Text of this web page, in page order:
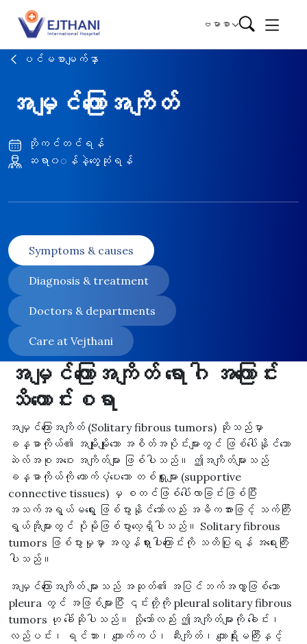
Skip to content
ဗမာစာ
ပင်မစာမျက်နှာ
အမျှင်ကြောအကျိတ်
ဘိုကင်တင်ရန်
ဆရာ၀◌န်နဲ့တွေ့ဆုံရန်
Symptoms & causes
Diagnosis & treatment
Doctors & departments
Care at Vejthani
အမျှင်ကြောအကျိတ် ရောဂါ အကြောင်း
သိကောင်းစရာ
အမျှင်ကြောအကျိတ် (Solitary fibrous tumors) ဆိုသည်မှာ
ခန္ဓာကိုယ်၏ အမျိုးမျိုးသော အစိတ်အပိုင်းများတွင် ဖြစ်ပေါ်နိုင်သော
ဆဲလ်အစုအဝေး အကျိတ်များ ဖြစ်ပါသည်။ ဤအကျိတ်များသည်
ခန္ဓာကိုယ်ကို ထောက်ပံ့ပေးသော တစ်ရှူးများ (supportive
connective tissues) မှ စတင်ဖြစ်ပေါ်လာခြင်းဖြစ်ပြီး
အသက်အရွယ်မရွေး ဖြစ်ပွားနိုင်သော်လည်း အဓိကအားဖြင့် သက်ကြီး
ရွယ်အိုများတွင် ပိုမိုဖြစ်ပွားလေ့ရှိပါသည်။ Solitary fibrous
tumors ဖြစ်ပွားမှုမှာ အလွန်ရှားပါးကြောင်းကို သတိပြုရန် အရေးကြီး
ပါသည်။
အမျှင်ကြောအကျိတ် များသည် အဆုတ်၏ အပြင်ဘက်အလွှာဖြစ်သော
pleura တွင် အဖြစ်များပြီး ၎င်းတို့ကို pleural solitary fibrous
tumors ဟု ခေါ်ဆိုပါသည်။ သို့သော်လည်း ဤအကျိတ်များကို ခေါင်း၊
လည်ပင်း၊ ရင်သား၊ ကျောက်ကပ်၊ ဆီးကျိတ်၊ ကျောရိုးမကြီးနှင့်